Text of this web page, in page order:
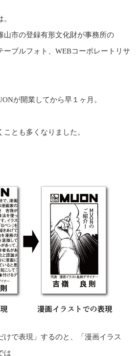
山市の登録有形文化財が事務所の
ーブルフォト、WEBコーポレートリサ
が開業してから早１ヶ月。
とも多くなりました。
けで表現」するのと、「漫画イラス
は